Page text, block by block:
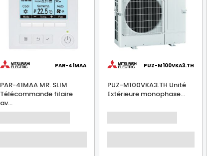
PAR-41MAA
PAR-41MAA MR. SLIM
Télécommande filaire
av...
PUZ-M100VKA3.TH
PUZ-M100VKA3.TH Unité
Extérieure monophase...